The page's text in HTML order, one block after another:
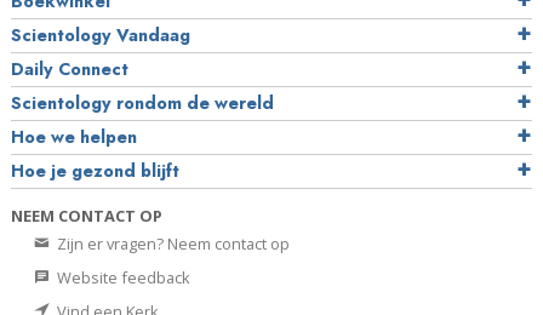
Scientology Vandaag
Daily Connect
Scientology rondom de wereld
Hoe we helpen
Hoe je gezond blijft
NEEM CONTACT OP
Zijn er vragen? Neem contact op
Website feedback